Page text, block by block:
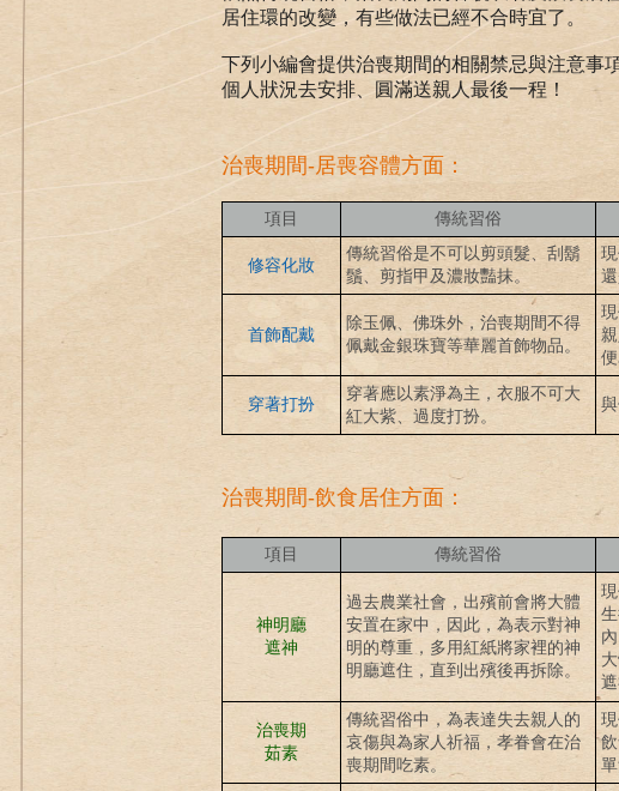
居住環的改變，有些做法已經不合時宜了。
下列小編會提供治喪期間的相關禁忌與注意事
個人狀況去安排、圓滿送親人最後一程！
治喪期間-居喪容體方面：
項目 傳統習俗
修容化妝
傳統習俗是不可以剪頭髮、刮鬍
鬚、剪指甲及濃妝豔抹。
首飾配戴
除玉佩、佛珠外，治喪期間不得
佩戴金銀珠寶等華麗首飾物品。
便
穿著打扮
穿著應以素淨為主，衣服不可大
紅大紫、過度打扮。
治喪期間-飲食居住方面：
項目 傳統習俗
神明廳
遮神
過去農業社會，出殯前會將大體
安置在家中，因此，為表示對神
明的尊重，多用紅紙將家裡的神
明廳遮住，直到出殯後再拆除。
遮
治喪期
茹素
傳統習俗中，為表達失去親人的
哀傷與為家人祈福，孝眷會在治
喪期間吃素。